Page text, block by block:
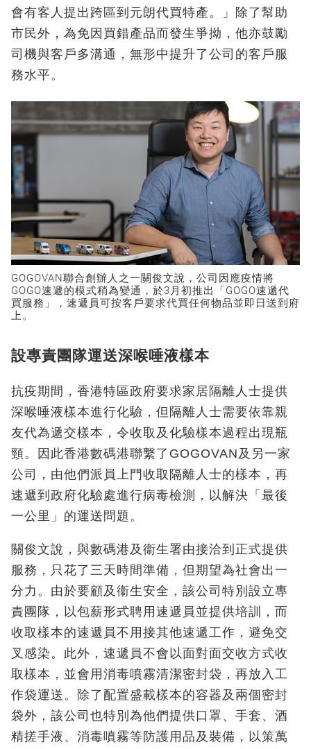
會有客人提出跨區到元朗代買特產。」除了幫助
市民外，為免因買錯產品而發生爭拗，他亦鼓勵
司機與客戶多溝通，無形中提升了公司的客戶服
務水平。
GOGOVAN聯合創辦人之一關俊文說，公司因應疫情將
GOGO速遞的模式稍為變通，於3月初推出「GOGO速遞代
買服務」，速遞員可按客戶要求代買任何物品並即日送到府
上。
設專責團隊運送深喉唾液樣本
抗疫期間，香港特區政府要求家居隔離人士提供
深喉唾液樣本進行化驗，但隔離人士需要依靠親
友代為遞交樣本，令收取及化驗樣本過程出現瓶
頸。因此香港數碼港聯繫了GOGOVAN及另一家
公司，由他們派員上門收取隔離人士的樣本，再
速遞到政府化驗處進行病毒檢測，以解決「最後
一公里」的運送問題。
關俊文說，與數碼港及衞生署由接洽到正式提供
服務，只花了三天時間準備，但期望為社會出一
分力。由於要顧及衞生安全，該公司特別設立專
責團隊，以包薪形式聘用速遞員並提供培訓，而
收取樣本的速遞員不用接其他速遞工作，避免交
叉感染。此外，速遞員不會以面對面交收方式收
取樣本，並會用消毒噴霧清潔密封袋，再放入工
作袋運送。除了配置盛載樣本的容器及兩個密封
袋外，該公司也特別為他們提供口罩、手套、酒
精搓手液、消毒噴霧等防護用品及裝備，以策萬